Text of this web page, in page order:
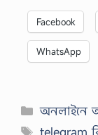
Facebook
WhatsApp
Categories
অনলাইনে
Tags
telegram